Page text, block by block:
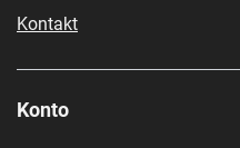
Kontakt
Konto